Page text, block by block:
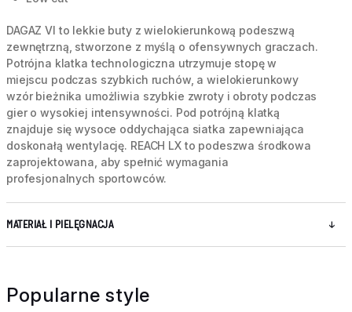
DAGAZ VI to lekkie buty z wielokierunkową podeszwą
zewnętrzną, stworzone z myślą o ofensywnych graczach.
Potrójna klatka technologiczna utrzymuje stopę w
miejscu podczas szybkich ruchów, a wielokierunkowy
wzór bieżnika umożliwia szybkie zwroty i obroty podczas
gier o wysokiej intensywności. Pod potrójną klatką
znajduje się wysoce oddychająca siatka zapewniająca
doskonałą wentylację. REACH LX to podeszwa środkowa
zaprojektowana, aby spełnić wymagania
profesjonalnych sportowców.
MATERIAŁ I PIELĘGNACJA
Popularne style